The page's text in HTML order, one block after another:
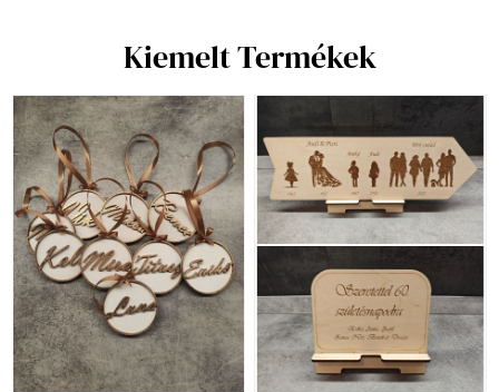
Kiemelt Termékek